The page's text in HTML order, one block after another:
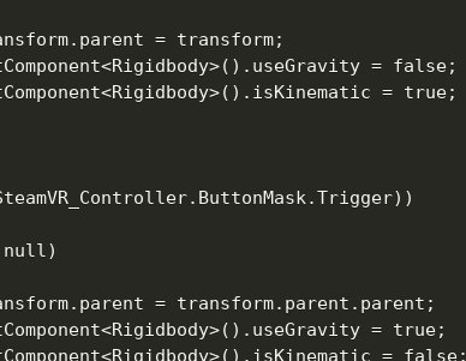
= transform;
= false;
= true;
= transform.parent.parent;
= true;
= false;